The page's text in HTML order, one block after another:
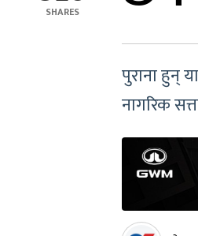
SHARES
पुराना हुन्
नागरिक